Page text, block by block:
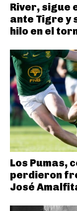
River, sigue
ante Tigre y
hilo en el
Los Pumas,
perdieron
José